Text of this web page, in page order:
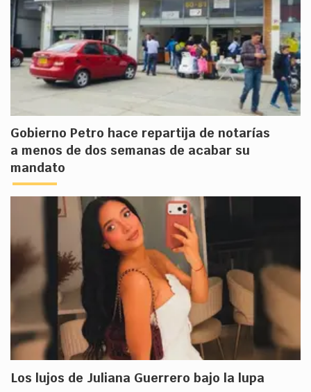
Gobierno Petro hace repartija de notarías
a menos de dos semanas de acabar su
mandato
Los lujos de Juliana Guerrero bajo la lupa